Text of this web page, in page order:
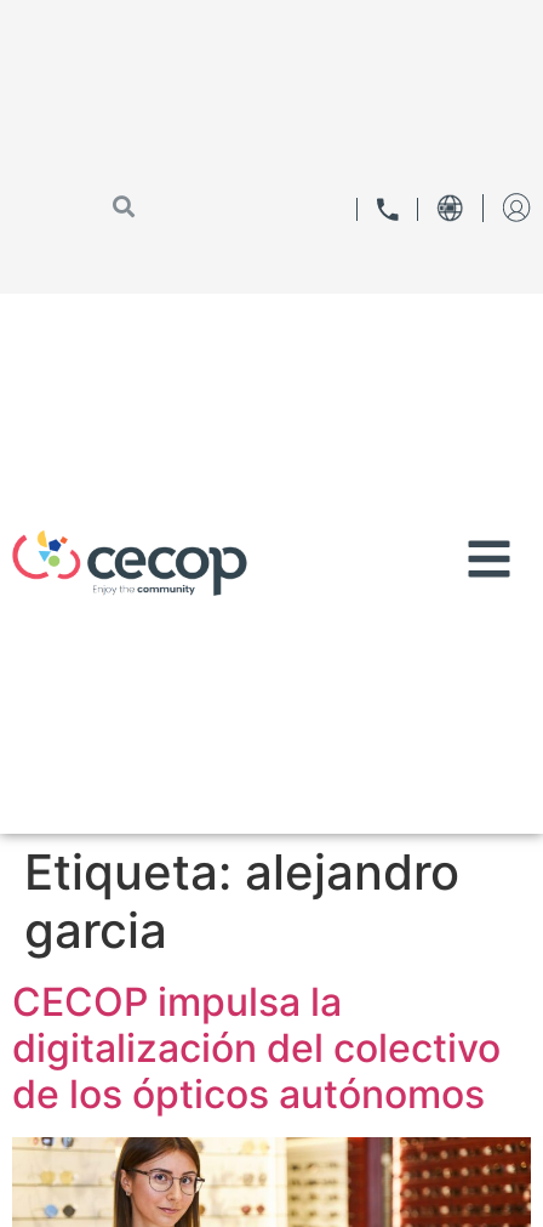
Etiqueta: alejandro
garcia
CECOP impulsa la
digitalización del colectivo
de los ópticos autónomos